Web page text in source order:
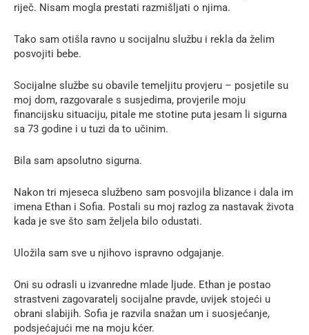
riječ. Nisam mogla prestati razmišljati o njima.
Tako sam otišla ravno u socijalnu službu i rekla da želim
posvojiti bebe.
Socijalne službe su obavile temeljitu provjeru – posjetile su
moj dom, razgovarale s susjedima, provjerile moju
financijsku situaciju, pitale me stotine puta jesam li sigurna
sa 73 godine i u tuzi da to učinim.
Bila sam apsolutno sigurna.
Nakon tri mjeseca službeno sam posvojila blizance i dala im
imena Ethan i Sofia. Postali su moj razlog za nastavak života
kada je sve što sam željela bilo odustati.
Uložila sam sve u njihovo ispravno odgajanje.
Oni su odrasli u izvanredne mlade ljude. Ethan je postao
strastveni zagovaratelj socijalne pravde, uvijek stojeći u
obrani slabijih. Sofia je razvila snažan um i suosjećanje,
podsjećajući me na moju kćer.